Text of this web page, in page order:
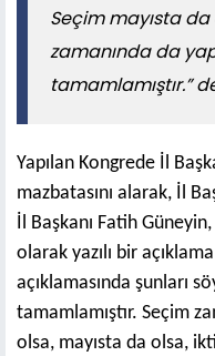
Seçim mayısta
zamanında da
tamamlamıştır.”
Yapılan Kongrede İl
mazbatasını alarak, İl
İl Başkanı Fatih
olarak yazılı bir
açıklamasında şunları
tamamlamıştır. Seçim
olsa, mayısta da olsa,